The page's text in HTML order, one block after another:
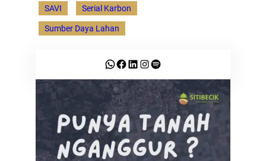
SAVI Serial Karbon
Sumber Daya Lahan
WhatsApp Facebook LinkedIn Instagram Spotify